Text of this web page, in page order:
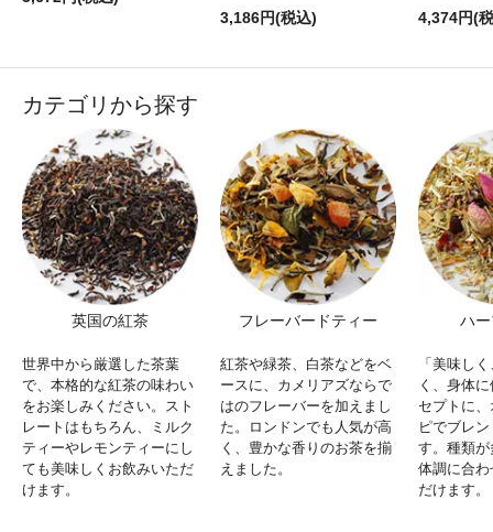
3,186円(税込) 4,374円(
カテゴリから探す
英国の紅茶
世界中から厳選した茶葉
で、本格的な紅茶の味わい
をお楽しみください。スト
レートはもちろん、ミルク
ティーやレモンティーにし
ても美味しくお飲みいただ
けます。
フレーバードティー
紅茶や緑茶、白茶などをベ
ースに、カメリアズならで
はのフレーバーを加えまし
た。ロンドンでも人気が高
く、豊かな香りのお茶を揃
えました。
ハ
「美味し
く、身体
セプトに
ピでブレ
す。種類
体調に合
だけます。